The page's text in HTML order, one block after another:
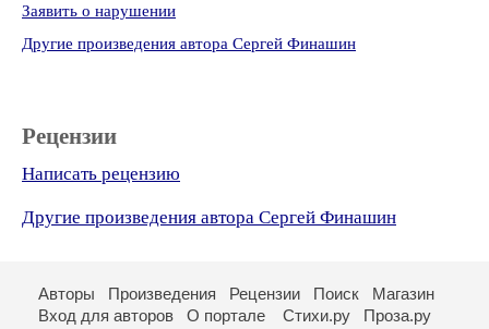
Заявить о нарушении
Другие произведения автора Сергей Финашин
Рецензии
Написать рецензию
Другие произведения автора Сергей Финашин
Авторы Произведения Рецензии Поиск
Магазин
Вход для авторов
О портале Стихи.ру Проза.ру